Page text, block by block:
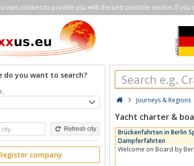
uses cookies to provide you with the best possible service. If
do you want to search?
Refresh city
company
Journeys & Regions
Yacht charter &
Brückenfahrten in Berlin
Dampferfahrten
Welcome on Board by